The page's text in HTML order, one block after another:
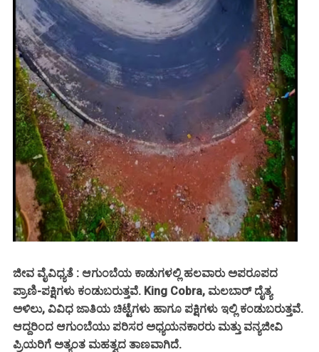
ಜೀವ ವೈವಿಧ್ಯತೆ : ಆಗುಂಬೆಯ ಕಾಡುಗಳಲ್ಲಿ ಹಲವಾರು ಅಪರೂಪದ
ಪ್ರಾಣಿ-ಪಕ್ಷಿಗಳು ಕಂಡುಬರುತ್ತವೆ. King Cobra, ಮಲಬಾರ್ ದೈತ್ಯ
ಅಳಿಲು, ವಿವಿಧ ಜಾತಿಯ ಚಿಟ್ಟೆಗಳು ಹಾಗೂ ಪಕ್ಷಿಗಳು ಇಲ್ಲಿ ಕಂಡುಬರುತ್ತವೆ.
ಆದ್ದರಿಂದ ಆಗುಂಬೆಯು ಪರಿಸರ ಅಧ್ಯಯನಕಾರರು ಮತ್ತು ವನ್ಯಜೀವಿ
ಪ್ರಿಯರಿಗೆ ಅತ್ಯಂತ ಮಹತ್ವದ ತಾಣವಾಗಿದೆ.